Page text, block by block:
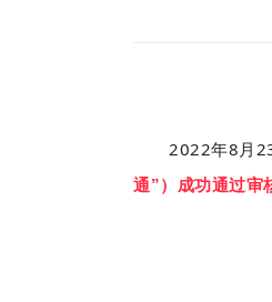
2022年8月
通”）成功通过审